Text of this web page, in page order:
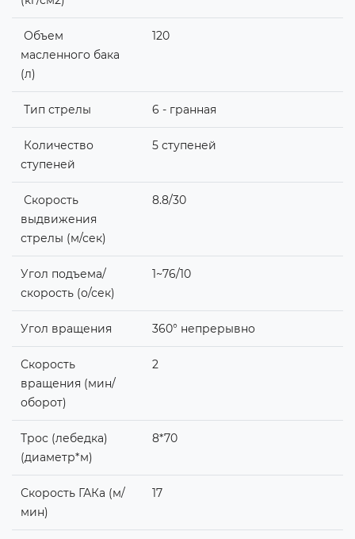
Объем
масленного бака
(л)
120
Тип стрелы 6 - гранная
Количество
ступеней
5 ступеней
Скорость
выдвижения
стрелы (м/сек)
8.8/30
Угол подъема/
скорость (о/сек)
1~76/10
Угол вращения 360° непрерывно
Скорость
вращения (мин/
оборот)
2
Трос (лебедка)
(диаметр*м)
8*70
Скорость ГАКа (м/
мин)
17